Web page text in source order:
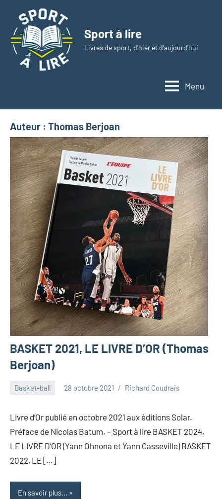
contenu
Sport à lire
Livres de sport, d'hier et d'aujourd'hui
Menu
Auteur : Thomas Berjoan
BASKET 2021, LE LIVRE D’OR (Thomas
Berjoan)
Basket-ball 28 octobre 2021 Richard Coudrais
Livre d’Or publié en octobre 2021 aux éditions Solar.
Préface de Nicolas Batum. – Sport à lire BASKET 2024,
LE LIVRE D’OR (Yann Ohnona et Yann Casseville) BASKET
2022, LE […]
En savoir plus...